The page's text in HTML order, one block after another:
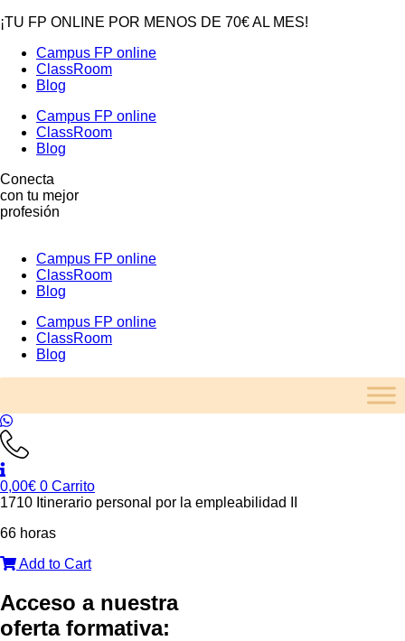
¡TU FP ONLINE POR MENOS DE 70€ AL MES!
Campus FP online
ClassRoom
Blog
Campus FP online
ClassRoom
Blog
Conecta
con tu mejor
profesión
Campus FP online
ClassRoom
Blog
Campus FP online
ClassRoom
Blog
0,00€ 0 Carrito
1710 Itinerario personal por la empleabilidad II
66 horas
Add to Cart
Acceso a nuestra
oferta formativa: